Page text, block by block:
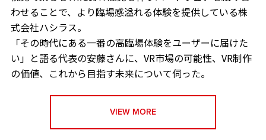
わせることで、より臨場感溢れる体験を提供している株
式会社ハシラス。
「その時代にある一番の高臨場体験をユーザーに届けた
い」と語る代表の安藤さんに、VR市場の可能性、VR制作
の価値、これから目指す未来について伺った。
VIEW MORE